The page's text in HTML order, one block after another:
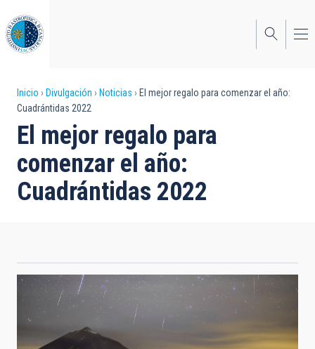
al
contenido
principal
Sobrescribir
enlaces
de
ayuda
a
Inicio Divulgación Noticias
El mejor regalo para comenzar el año:
Cuadrántidas 2022
El mejor regalo para
comenzar el año:
Cuadrántidas 2022